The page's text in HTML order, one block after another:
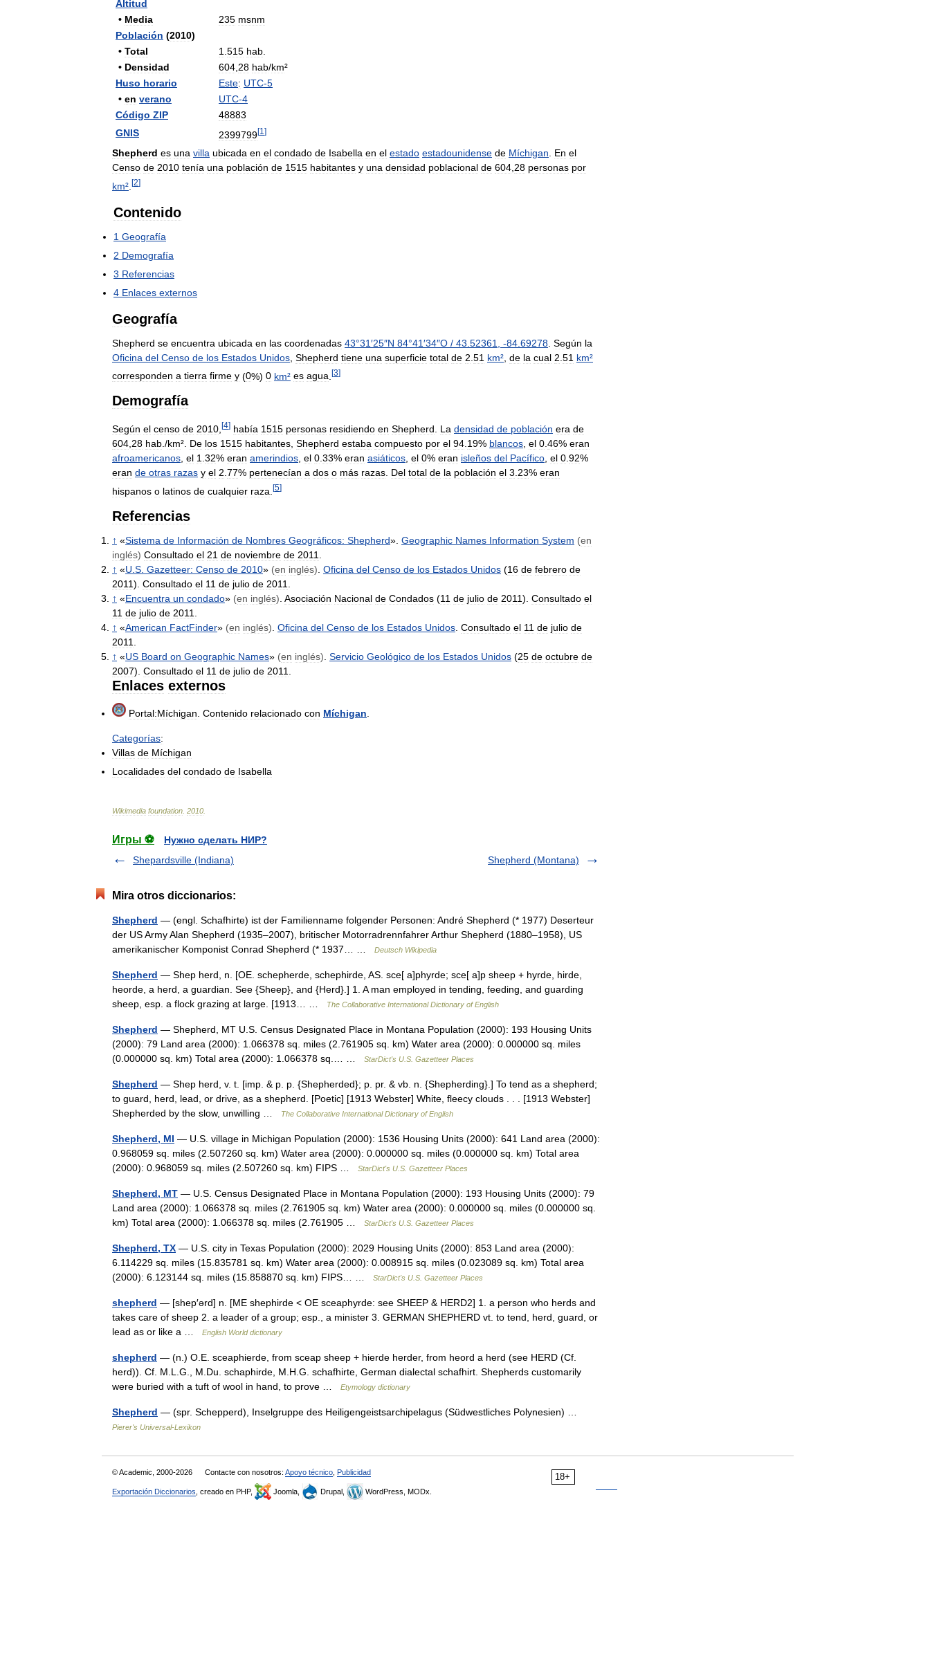
Altitud
• Media 235 msnm
Población (2010)
• Total 1 515 hab
• Densidad 604 28 hab/km²
Huso horario Este: UTC-5
• en verano UTC-4
Código ZIP
48883
GNIS
2399799[1 ]
Shepherd es una villa ubicada en el condado de Isabella en el estado estadounidense de Míchigan En el
Censo de 2010 tenía una población de 1515 habitantes y una densidad poblacional de 604 28 personas por
km² [2]
Contenido
1 Geografía
2 Demografía
3 Referencias
4 Enlaces externos
Geografía
Shepherd se encuentra ubicada en las coordenadas 43°31′25″N 84°41′34″O / 43 52361 -84 69278 Según la
Oficina del Censo de los Estados Unidos Shepherd tiene una superficie total de 2 51 km² de la cual 2 51 km²
corresponden a tierra firme y (0%) 0 km² es agua [3]
Demografía
Según el censo de 2010 [4] había 1515 personas residiendo en Shepherd La densidad de población era de
604 28 hab ./km². De los 1515 habitantes Shepherd estaba compuesto por el 94 19% blancos el 0 46% eran
afroamericanos el 1 32% eran amerindios el 0 33% eran asiáticos el 0% eran isleños del Pacífico el 0 92%
eran de otras razas y el 2 77% pertenecían a dos o más razas Del total de la población el 3 23% eran
hispanos o latinos de cualquier raza [5]
Referencias
↑ «Sistema de Información de Nombres Geográficos: Shepherd». Geographic Names Information System (en
inglés) Consultado el 21 de noviembre de 2011
↑ «U S Gazetteer: Censo de 2010» (en inglés) Oficina del Censo de los Estados Unidos (16 de febrero de
2011). Consultado el 11 de julio de 2011
↑ «Encuentra un condado» (en inglés) Asociación Nacional de Condados (11 de julio de 2011). Consultado el
11 de julio de 2011
↑ «American FactFinder» (en inglés) Oficina del Censo de los Estados Unidos Consultado el 11 de julio de
2011
↑ «US Board on Geographic Names» (en inglés) Servicio Geológico de los Estados Unidos (25 de octubre de
2007). Consultado el 11 de julio de 2011
Enlaces externos
Portal:Míchigan Contenido relacionado con Míchigan
Categorías:
Villas de Míchigan
Localidades del condado de Isabella
Wikimedia foundation 2010
Игры ⚽
Нужно сделать НИР?
Shepardsville (Indiana)
Shepherd (Montana)
Mira otros diccionarios:
Shepherd — (engl. Schafhirte) ist der Familienname folgender Personen: André Shepherd (* 1977) Deserteur
der US Army Alan Shepherd (1935–2007), britischer Motorradrennfahrer Arthur Shepherd (1880–1958), US
amerikanischer Komponist Conrad Shepherd (* 1937… …
Deutsch Wikipedia
Shepherd — Shep herd, n. [OE. schepherde, schephirde, AS. sce[ a]phyrde; sce[ a]p sheep + hyrde, hirde,
heorde, a herd, a guardian. See {Sheep}, and {Herd}.] 1. A man employed in tending, feeding, and guarding
sheep, esp. a flock grazing at large. [1913… …
The Collaborative International Dictionary of English
Shepherd — Shepherd, MT U.S. Census Designated Place in Montana Population (2000): 193 Housing Units
(2000): 79 Land area (2000): 1.066378 sq. miles (2.761905 sq. km) Water area (2000): 0.000000 sq. miles
(0.000000 sq. km) Total area (2000): 1.066378 sq.… …
StarDict's U.S. Gazetteer Places
Shepherd — Shep herd, v. t. [imp. & p. p. {Shepherded}; p. pr. & vb. n. {Shepherding}.] To tend as a shepherd;
to guard, herd, lead, or drive, as a shepherd. [Poetic] [1913 Webster] White, fleecy clouds . . . [1913 Webster]
Shepherded by the slow, unwilling …
The Collaborative International Dictionary of English
Shepherd, MI — U.S. village in Michigan Population (2000): 1536 Housing Units (2000): 641 Land area (2000):
0.968059 sq. miles (2.507260 sq. km) Water area (2000): 0.000000 sq. miles (0.000000 sq. km) Total area
(2000): 0.968059 sq. miles (2.507260 sq. km) FIPS …
StarDict's U.S. Gazetteer Places
Shepherd, MT — U.S. Census Designated Place in Montana Population (2000): 193 Housing Units (2000): 79
Land area (2000): 1.066378 sq. miles (2.761905 sq. km) Water area (2000): 0.000000 sq. miles (0.000000 sq.
km) Total area (2000): 1.066378 sq. miles (2.761905 …
StarDict's U.S. Gazetteer Places
Shepherd, TX — U.S. city in Texas Population (2000): 2029 Housing Units (2000): 853 Land area (2000):
6.114229 sq. miles (15.835781 sq. km) Water area (2000): 0.008915 sq. miles (0.023089 sq. km) Total area
(2000): 6.123144 sq. miles (15.858870 sq. km) FIPS… …
StarDict's U.S. Gazetteer Places
shepherd — [shep′ərd] n. [ME shephirde < OE sceaphyrde: see SHEEP & HERD2] 1. a person who herds and
takes care of sheep 2. a leader of a group; esp., a minister 3. GERMAN SHEPHERD vt. to tend, herd, guard, or
lead as or like a …
English World dictionary
shepherd — (n.) O.E. sceaphierde, from sceap sheep + hierde herder, from heord a herd (see HERD (Cf.
herd)). Cf. M.L.G., M.Du. schaphirde, M.H.G. schafhirte, German dialectal schafhirt. Shepherds customarily
were buried with a tuft of wool in hand, to prove …
Etymology dictionary
Shepherd — (spr. Schepperd), Inselgruppe des Heiligengeistsarchipelagus (Südwestliches Polynesien) …
Pierer's Universal-Lexikon
18+
© Academic, 2000-2026 Contacte con nosotros: Apoyo técnico Publicidad
Exportación Diccionarios , creado en PHP, Joomla, Drupal, WordPress, MODx.